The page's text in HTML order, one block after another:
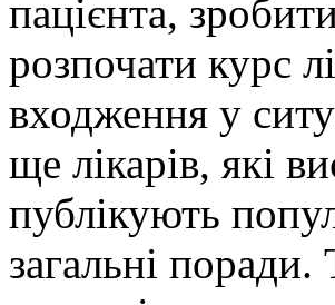
пацієнта,
розпочати курс
входження у
ще лікарів, які
публікують
загальні поради.